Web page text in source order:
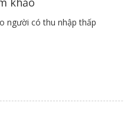
người có thu nhập thấp